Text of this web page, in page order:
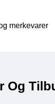
merkevarer
Og